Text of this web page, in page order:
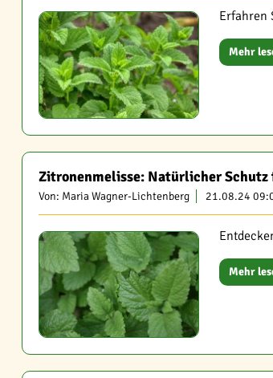
Erfahren
Mehr
Zitronenmelisse: Natürlicher
Von: Maria Wagner-Lichtenberg 21.08.24
Mehr